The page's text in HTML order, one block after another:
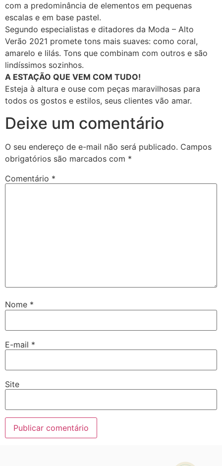
com a predominância de elementos em pequenas
escalas e em base pastel.
Segundo especialistas e ditadores da Moda – Alto
Verão 2021 promete tons mais suaves: como coral,
amarelo e lilás. Tons que combinam com outros e são
lindíssimos sozinhos.
A ESTAÇÃO QUE VEM COM TUDO!
Esteja à altura e ouse com peças maravilhosas para
todos os gostos e estilos, seus clientes vão amar.
Deixe um comentário
O seu endereço de e-mail não será publicado. Campos
obrigatórios são marcados com *
Comentário *
Nome *
E-mail *
Site